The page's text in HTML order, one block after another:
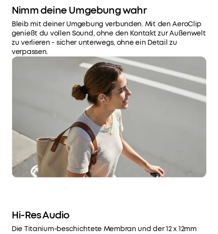
Nimm deine Umgebung wahr
Bleib mit deiner Umgebung verbunden. Mit den AeroClip
genießt du vollen Sound, ohne den Kontakt zur Außenwelt
zu verlieren - sicher unterwegs, ohne ein Detail zu
verpassen.
Hi-Res Audio
Die Titanium-beschichtete Membran und der 12 x 12mm